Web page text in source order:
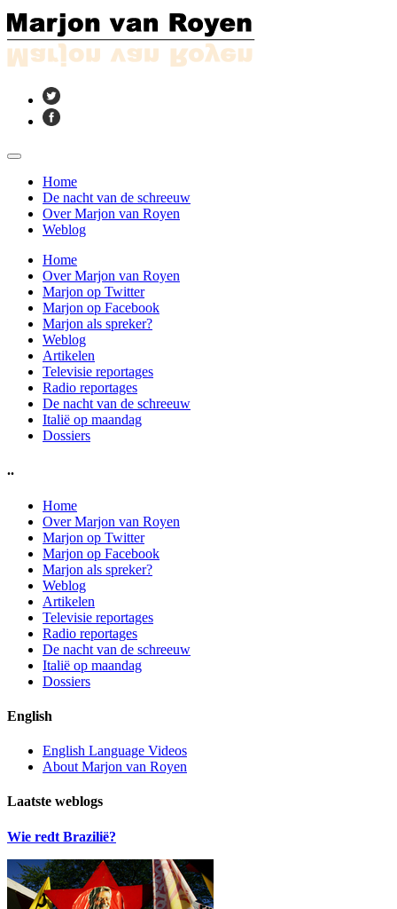
Home
De nacht van de schreeuw
Over Marjon van Royen
Weblog
Home
Over Marjon van Royen
Marjon op Twitter
Marjon op Facebook
Marjon als spreker?
Weblog
Artikelen
Televisie reportages
Radio reportages
De nacht van de schreeuw
Italië op maandag
Dossiers
..
Home
Over Marjon van Royen
Marjon op Twitter
Marjon op Facebook
Marjon als spreker?
Weblog
Artikelen
Televisie reportages
Radio reportages
De nacht van de schreeuw
Italië op maandag
Dossiers
English
English Language Videos
About Marjon van Royen
Laatste weblogs
Wie redt Brazilië?